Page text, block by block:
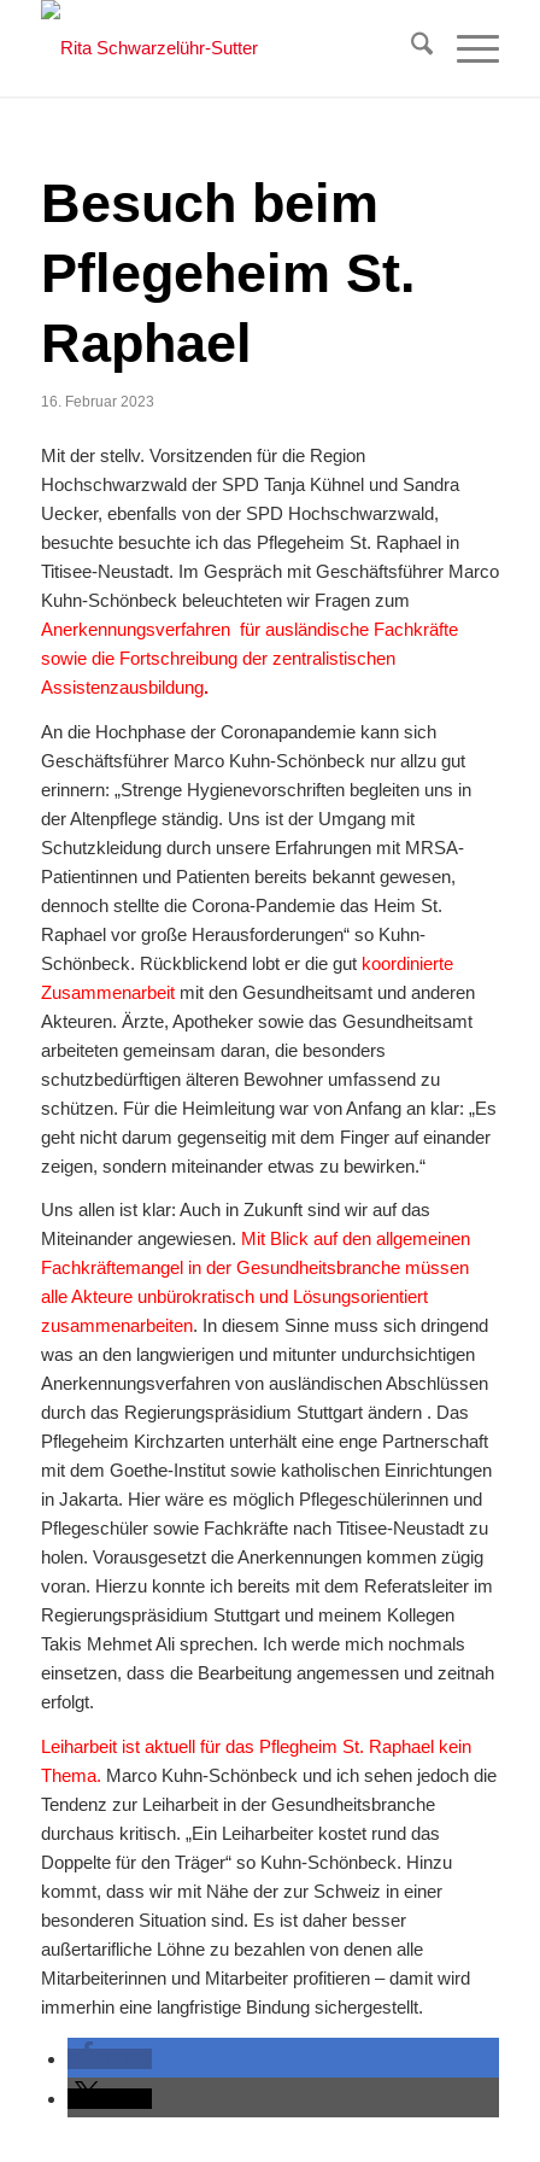
Besuch beim
Pflegeheim St.
Raphael
16. Februar 2023
Mit der stellv. Vorsitzenden für die Region
Hochschwarzwald der SPD Tanja Kühnel und Sandra
Uecker, ebenfalls von der SPD Hochschwarzwald,
besuchte besuchte ich das Pflegeheim St. Raphael in
Titisee-Neustadt. Im Gespräch mit Geschäftsführer Marco
Kuhn-Schönbeck beleuchteten wir Fragen zum
Anerkennungsverfahren für ausländische Fachkräfte
sowie die Fortschreibung der zentralistischen
Assistenzausbildung.
An die Hochphase der Coronapandemie kann sich
Geschäftsführer Marco Kuhn-Schönbeck nur allzu gut
erinnern: „Strenge Hygienevorschriften begleiten uns in
der Altenpflege ständig. Uns ist der Umgang mit
Schutzkleidung durch unsere Erfahrungen mit MRSA-
Patientinnen und Patienten bereits bekannt gewesen,
dennoch stellte die Corona-Pandemie das Heim St.
Raphael vor große Herausforderungen“ so Kuhn-
Schönbeck. Rückblickend lobt er die gutkoordinierte
Zusammenarbeitmit den Gesundheitsamt und anderen
Akteuren. Ärzte, Apotheker sowie das Gesundheitsamt
arbeiteten gemeinsam daran, die besonders
schutzbedürftigen älteren Bewohner umfassend zu
schützen. Für die Heimleitung war von Anfang an klar: „Es
geht nicht darum gegenseitig mit dem Finger auf einander
zeigen, sondern miteinander etwas zu bewirken.“
Uns allen ist klar: Auch in Zukunft sind wir auf das
Miteinander angewiesen. Mit Blick auf den allgemeinen
Fachkräftemangel in der Gesundheitsbranche müssen
alle Akteure unbürokratisch und Lösungsorientiert
zusammenarbeiten. In diesem Sinne muss sich dringend
was an den langwierigen und mitunter undurchsichtigen
Anerkennungsverfahren von ausländischen Abschlüssen
durch das Regierungspräsidium Stuttgart ändern . Das
Pflegeheim Kirchzarten unterhält eine enge Partnerschaft
mit dem Goethe-Institut sowie katholischen Einrichtungen
in Jakarta. Hier wäre es möglich Pflegeschülerinnen und
Pflegeschüler sowie Fachkräfte nach Titisee-Neustadt zu
holen. Vorausgesetzt die Anerkennungen kommen zügig
voran. Hierzu konnte ich bereits mit dem Referatsleiter im
Regierungspräsidium Stuttgart und meinem Kollegen
Takis Mehmet Ali sprechen. Ich werde mich nochmals
einsetzen, dass die Bearbeitung angemessen und zeitnah
erfolgt.
Leiharbeit ist aktuell für das Pflegheim St. Raphael kein
Thema. Marco Kuhn-Schönbeck und ich sehen jedoch die
Tendenz zur Leiharbeit in der Gesundheitsbranche
durchaus kritisch. „Ein Leiharbeiter kostet rund das
Doppelte für den Träger“ so Kuhn-Schönbeck. Hinzu
kommt, dass wir mit Nähe der zur Schweiz in einer
besonderen Situation sind. Es ist daher besser
außertarifliche Löhne zu bezahlen von denen alle
Mitarbeiterinnen und Mitarbeiter profitieren – damit wird
immerhin eine langfristige Bindung sichergestellt.